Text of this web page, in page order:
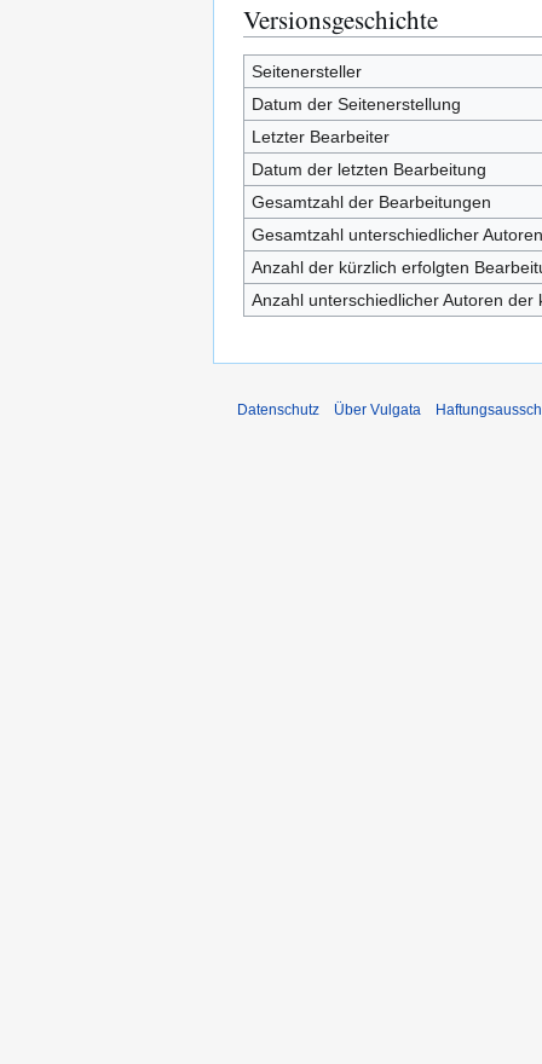
Versionsgeschichte
Seitenersteller
Datum der Seitenerstellung
Letzter Bearbeiter
Datum der letzten Bearbeitung
Gesamtzahl der Bearbeitungen
Gesamtzahl unterschiedlicher Autoren
Anzahl der kürzlich erfolgten
Anzahl unterschiedlicher Autoren
Datenschutz Über Vulgata